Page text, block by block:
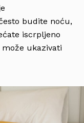
budite noću,
iscrpljeno
može ukazivati